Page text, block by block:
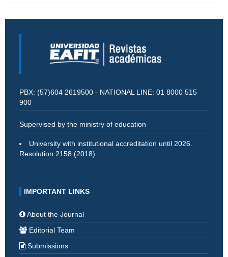
PBX: (57)604 2619500 - NATIONAL LINE: 01 8000 515
900
Supervised by the ministry of education
University with institutional accreditation until 2026.
Resolution 2158 (2018)
IMPORTANT LINKS
About the Journal
Editorial Team
Submissions